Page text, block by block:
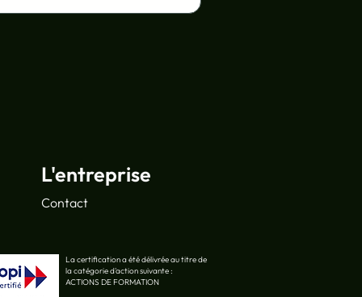
L'entreprise
Contact
La certification a été délivrée au titre de
la catégorie d'action suivante :
ACTIONS DE FORMATION